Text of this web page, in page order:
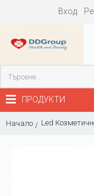
Вход
ПРОДУКТИ
Начало Led